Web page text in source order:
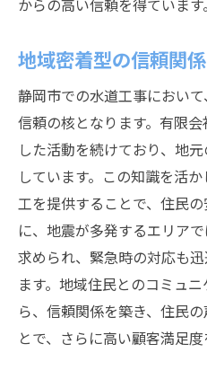
からの高い信頼を得ています。
地域密着型の信頼関
静岡市での水道工事におい
信頼の核となります。有限
した活動を続けており、地
しています。この知識を活
工を提供することで、住民
に、地震が多発するエリア
求められ、緊急時の対応も
ます。地域住民とのコミュ
ら、信頼関係を築き、住民
とで、さらに高い顧客満足度